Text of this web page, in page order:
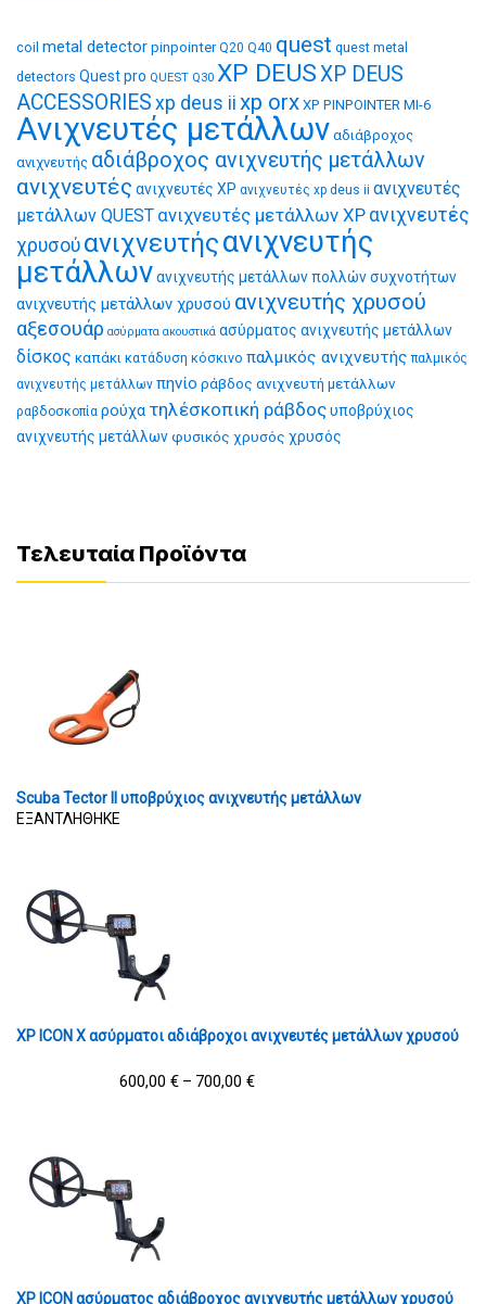
coil metal detector pinpointer Q20 Q40 quest quest metal
detectors Quest pro QUEST Q30 XP DEUSXP DEUS
ACCESSORIES xp deus ii xp orx XP PINPOINTER MI-6
Ανιχνευτές μετάλλων αδιάβροχος
ανιχνευτής αδιάβροχος ανιχνευτής μετάλλων
ανιχνευτές ανιχνευτές XP ανιχνευτές xp deus ii ανιχνευτές
μετάλλων QUEST ανιχνευτές μετάλλων XP ανιχνευτές
χρυσού ανιχνευτήςανιχνευτής
μετάλλωνανιχνευτής μετάλλων πολλών συχνοτήτων
ανιχνευτής μετάλλων χρυσού ανιχνευτής χρυσού
αξεσουάρ ασύρματα ακουστικά ασύρματος ανιχνευτής μετάλλων
δίσκος καπάκι κατάδυση κόσκινο παλμικός ανιχνευτής παλμικός
ανιχνευτής μετάλλων πηνίο ράβδος ανιχνευτή μετάλλων
ραβδοσκοπία ρούχα τηλέσκοπική ράβδοςυποβρύχιος
ανιχνευτής μετάλλωνφυσικός χρυσός χρυσός
Τελευταία Προϊόντα
Scuba Tector II υποβρύχιος ανιχνευτής μετάλλων
ΕΞΑΝΤΛΗΘΗΚΕ
XP ICON X ασύρματοι αδιάβροχοι ανιχνευτές μετάλλων χρυσού
600,00 € – 700,00 €
XP ICON ασύρματος αδιάβροχος ανιχνευτής μετάλλων χρυσού